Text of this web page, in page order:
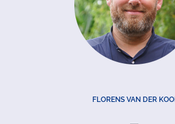
FLORENS VAN DER KOOI